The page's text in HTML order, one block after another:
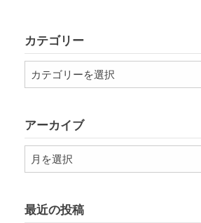
カテゴリー
テ
ー
アーカイブ
ア
ー
ブ
最近の投稿